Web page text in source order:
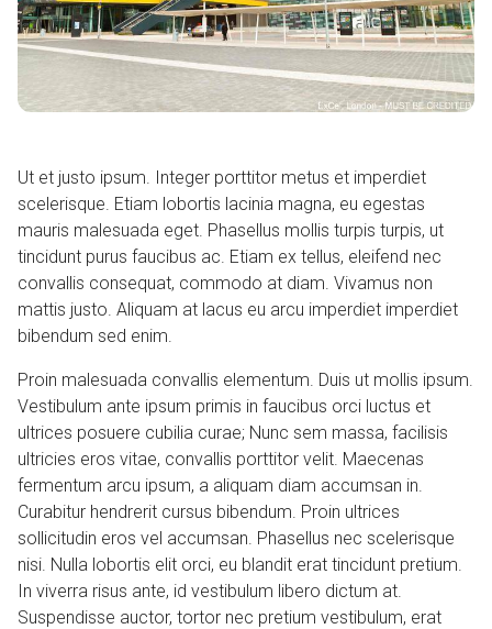
Ut et justo ipsum. Integer porttitor metus et imperdiet
scelerisque. Etiam lobortis lacinia magna, eu egestas
mauris malesuada eget. Phasellus mollis turpis turpis, ut
tincidunt purus faucibus ac. Etiam ex tellus, eleifend nec
convallis consequat, commodo at diam. Vivamus non
mattis justo. Aliquam at lacus eu arcu imperdiet imperdiet
bibendum sed enim.
Proin malesuada convallis elementum. Duis ut mollis ipsum.
Vestibulum ante ipsum primis in faucibus orci luctus et
ultrices posuere cubilia curae; Nunc sem massa, facilisis
ultricies eros vitae, convallis porttitor velit. Maecenas
fermentum arcu ipsum, a aliquam diam accumsan in.
Curabitur hendrerit cursus bibendum. Proin ultrices
sollicitudin eros vel accumsan. Phasellus nec scelerisque
nisi. Nulla lobortis elit orci, eu blandit erat tincidunt pretium.
In viverra risus ante, id vestibulum libero dictum at.
Suspendisse auctor, tortor nec pretium vestibulum, erat